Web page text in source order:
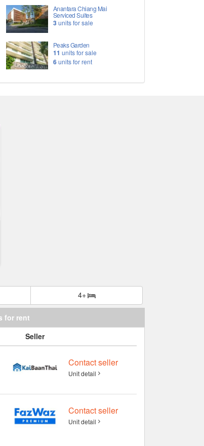
Anantara Chiang Mai
Serviced Suites
3units for sale
Peaks Garden
11 units for sale
6units for rent